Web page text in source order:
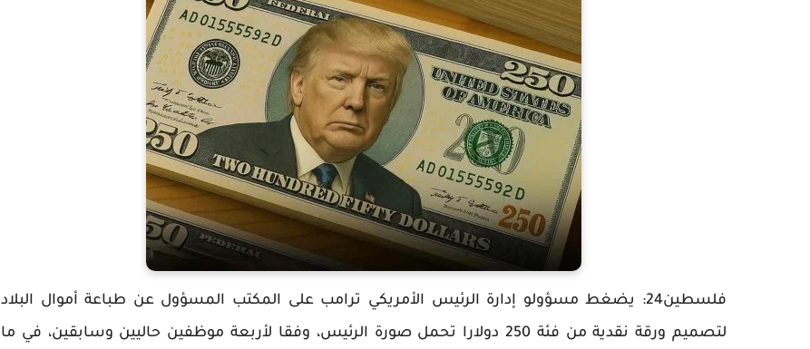
فلسطين24: يضغط مسؤولو إدارة الرئيس الأمريكي ترامب على المكتب المسؤول عن طباعة أموال البلاد
لتصميم ورقة نقدية من فئة 250 دولارا تحمل صورة الرئيس، وفقا لأربعة موظفين حاليين وسابقين، في ما